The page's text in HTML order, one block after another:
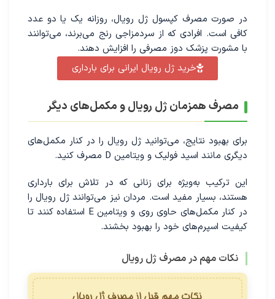
در صورت مصرف کپسول ژل رویال، روزانه یک یا دو عدد
کافی است. افرادی که از سردمزاجی رنج می‌برند، می‌توانند
با مشورت پزشک دوز مصرفی را افزایش دهند.
خرید ژل رویال ایرانی برای بارداری
مصرف همزمان ژل رویال و مکمل‌های دیگر
برای بهبود نتایج، می‌توانید ژل رویال را در کنار مکمل‌های
دیگری مانند اسید فولیک و ویتامین D مصرف کنید.
این ترکیب به‌ویژه برای زنانی که در تلاش برای بارداری
هستند، بسیار مفید است. مردان نیز می‌توانند ژل رویال را
در کنار مکمل‌های حاوی روی و ویتامین E استفاده کنند تا
کیفیت اسپرم‌های خود را بهبود بخشند.
نکات مهم در مصرف ژل رویال